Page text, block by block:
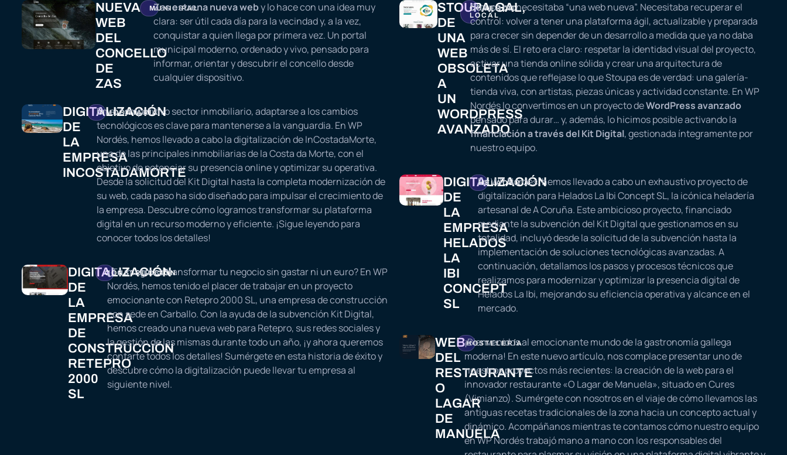
NUEVA
WEB
DEL
CONCELLO
DE
ZAS
MUNICIPAL
Zas estrena nueva weby lo hace con una idea muy
clara: ser útil cada día para la vecindad y, a la vez,
conquistar a quien llega por primera vez. Un portal
municipal moderno, ordenado y vivo, pensado para
informar, orientar y descubrir el concello desde
cualquier dispositivo.
STOUPA.GAL,
DE
UNA
WEB
OBSOLETA
A
UN
WORDPRESS
AVANZADO
COMERCIO
LOCAL
Stoupa no necesitaba “una web nueva”. Necesitaba recuperar el
control: volver a tener una plataforma ágil, actualizable y preparada
para crecer sin depender de un desarrollo a medida que ya no daba
más de sí. El reto era claro: respetar la identidad visual del proyecto,
activar una tienda online sólida y crear una arquitectura de
contenidos que reflejase lo que Stoupa es de verdad: una galería-
tienda viva, con artistas, piezas únicas y actividad constante. En WP
Nordés lo convertimos en un proyecto deWordPress avanzado
pensado para durar… y, además, lo hicimos posible activando la
financiación a través del Kit Digital, gestionada íntegramente por
nuestro equipo.
DIGITALIZACIÓN
DE
LA
EMPRESA
INCOSTADAMORTE
INMOBILIARIA
En el competitivo sector inmobiliario, adaptarse a los cambios
tecnológicos es clave para mantenerse a la vanguardia. En WP
Nordés, hemos llevado a cabo la digitalización de InCostadaMorte,
una de las principales inmobiliarias de la Costa da Morte, con el
objetivo de potenciar su presencia online y optimizar su operativa.
Desde la solicitud del Kit Digital hasta la completa modernización de
su web, cada paso ha sido diseñado para impulsar el crecimiento de
la empresa. Descubre cómo logramos transformar su plataforma
digital en un recurso moderno y eficiente. ¡Sigue leyendo para
conocer todos los detalles!
DIGITALIZACIÓN
DE
LA
EMPRESA
HELADOS
LA
IBI
CONCEPT
SL
HELADERÍA
En WP Nordés, hemos llevado a cabo un exhaustivo proyecto de
digitalización para Helados La Ibi Concept SL, la icónica heladería
artesanal de A Coruña. Este ambicioso proyecto, financiado
mediante la subvención del Kit Digital que gestionamos en su
totalidad, incluyó desde la solicitud de la subvención hasta la
implementación de soluciones tecnológicas avanzadas. A
continuación, detallamos los pasos y procesos técnicos que
realizamos para modernizar y optimizar la presencia digital de
Helados La Ibi, mejorando su eficiencia operativa y alcance en el
mercado.
DIGITALIZACIÓN
DE
LA
EMPRESA
DE
CONSTRUCCIÓN
RETEPRO
2000
SL
CONSTRUCCIÓN
¿Te imaginas transformar tu negocio sin gastar ni un euro? En WP
Nordés, hemos tenido el placer de trabajar en un proyecto
emocionante con Retepro 2000 SL, una empresa de construcción
con sede en Carballo. Con la ayuda de la subvención Kit Digital,
hemos creado una nueva web para Retepro, sus redes sociales y
la gestión de las mismas durante todo un año, ¡y ahora queremos
contarte todos los detalles! Sumérgete en esta historia de éxito y
descubre cómo la digitalización puede llevar tu empresa al
siguiente nivel.
WEB
DEL
RESTAURANTE
O
LAGAR
DE
MANUELA
HOSTELERÍA
¡Bienvenidos al emocionante mundo de la gastronomía gallega
moderna! En este nuevo artículo, nos complace presentar uno de
nuestros proyectos más recientes: la creación de la web para el
innovador restaurante «O Lagar de Manuela», situado en Cures
(Vimianzo). Sumérgete con nosotros en el viaje de cómo llevamos las
antiguas recetas tradicionales de la zona hacia un concepto actual y
dinámico. Acompáñanos mientras te contamos cómo nuestro equipo
en WP Nordés trabajó mano a mano con los responsables del